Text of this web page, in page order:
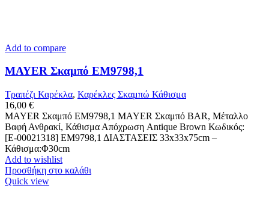
Add to compare
MAYER Σκαμπό ΕΜ9798,1
Τραπέζι Καρέκλα, Καρέκλες Σκαμπώ Κάθισμα
16,00 €
MAYER Σκαμπό ΕΜ9798,1 MAYER Σκαμπό BAR, Μέταλλο
Βαφή Ανθρακί, Κάθισμα Απόχρωση Antique Brown Κωδικός:
[Ε-00021318] ΕΜ9798,1 ΔΙΑΣΤΑΣΕΙΣ 33x33x75cm –
Κάθισμα:Φ30cm
Add to wishlist
Προσθήκη στο καλάθι
Quick view